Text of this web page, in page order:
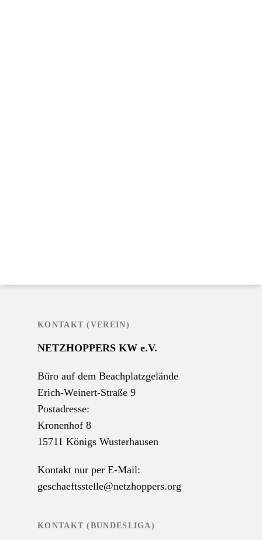
KONTAKT (VEREIN)
NETZHOPPERS KW e.V.
Büro auf dem Beachplatzgelände
Erich-Weinert-Straße 9
Postadresse:
Kronenhof 8
15711 Königs Wusterhausen
Kontakt nur per E-Mail:
geschaeftsstelle@netzhoppers.org
KONTAKT (BUNDESLIGA)